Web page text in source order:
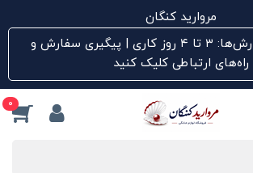
مروارید کنگان
آماده‌سازی سفارش‌ها: ۳ تا ۴ روز کاری | پیگیری سفارش و
راه‌های ارتباطی کلیک کنید
0